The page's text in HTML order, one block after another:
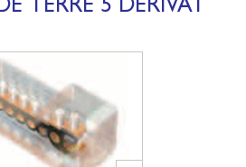
TERRE 5 DERIVAT